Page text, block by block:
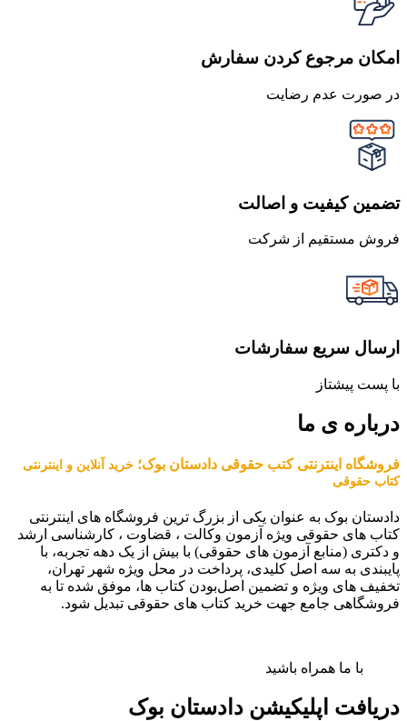
امکان مرجوع کردن سفارش
در صورت عدم رضایت
تضمین کیفیت و اصالت
فروش مستقیم از شرکت
ارسال سریع سفارشات
با پست پیشتاز
درباره ی ما
فروشگاه اینترنتی کتب حقوقی دادستان بوک؛ خرید آنلاین و اینترنتی
کتاب حقوقی
دادستان بوک به عنوان یکی از بزرگ ترین فروشگاه های اینترنتی
کتاب های حقوقی ویژه آزمون وکالت ، قضاوت ، کارشناسی ارشد
و دکتری (منابع آزمون های حقوقی) با بیش از یک دهه تجربه، با
پایبندی به سه اصل کلیدی، پرداخت در محل ویژه شهر تهران،
تخفیف های ویژه و تضمین اصل‌بودن کتاب ها، موفق شده تا به
فروشگاهی جامع جهت خرید کتاب های حقوقی تبدیل شود.
با ما همراه باشید
دریافت اپلیکیشن دادستان بوک